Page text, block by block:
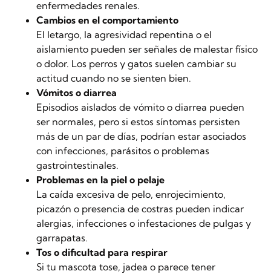
enfermedades renales.
Cambios en el comportamiento
El letargo, la agresividad repentina o el
aislamiento pueden ser señales de malestar físico
o dolor. Los perros y gatos suelen cambiar su
actitud cuando no se sienten bien.
Vómitos o diarrea
Episodios aislados de vómito o diarrea pueden
ser normales, pero si estos síntomas persisten
más de un par de días, podrían estar asociados
con infecciones, parásitos o problemas
gastrointestinales.
Problemas en la piel o pelaje
La caída excesiva de pelo, enrojecimiento,
picazón o presencia de costras pueden indicar
alergias, infecciones o infestaciones de pulgas y
garrapatas.
Tos o dificultad para respirar
Si tu mascota tose, jadea o parece tener